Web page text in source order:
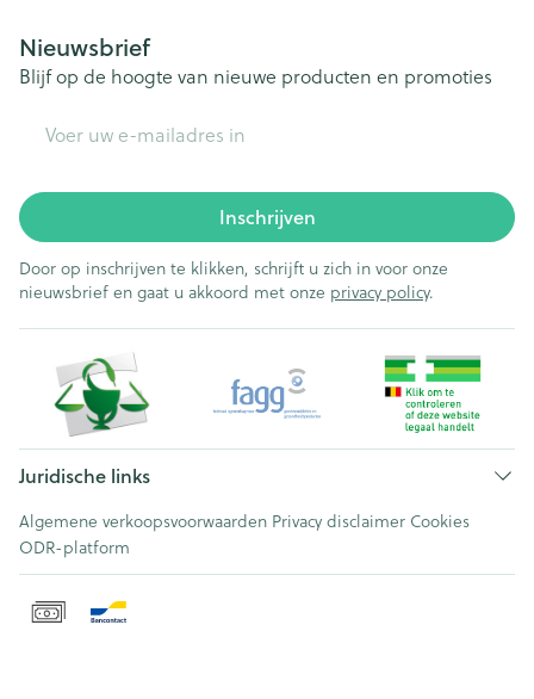
Nieuwsbrief
Blijf op de hoogte van nieuwe producten en promoties
Inschrijven
Door op inschrijven te klikken, schrijft u zich in voor onze
nieuwsbrief en gaat u akkoord met onze privacy policy.
Juridische links
Algemene verkoopsvoorwaarden Privacy disclaimer Cookies
ODR-platform